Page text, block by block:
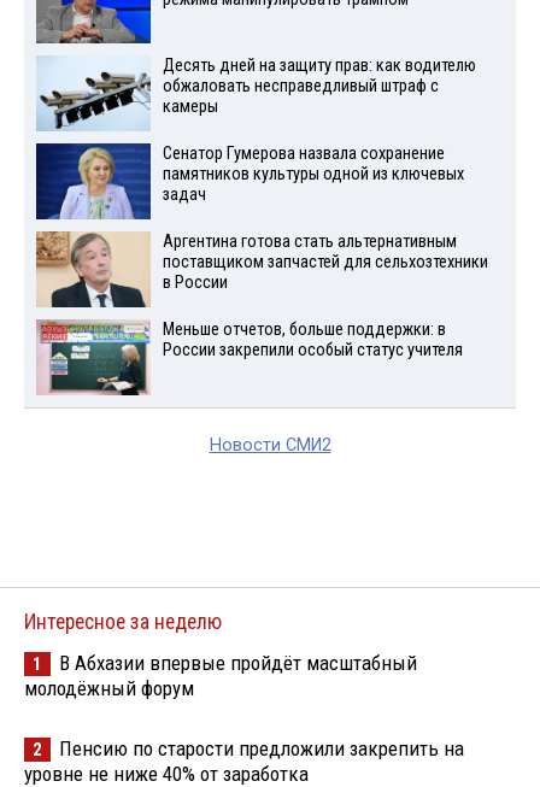
Десять дней на защиту прав: как водителю
обжаловать несправедливый штраф с
камеры
Сенатор Гумерова назвала сохранение
памятников культуры одной из ключевых
задач
Аргентина готова стать альтернативным
поставщиком запчастей для сельхозтехники
в России
Меньше отчетов, больше поддержки: в
России закрепили особый статус учителя
Новости СМИ2
Интересное за неделю
1
В Абхазии впервые пройдёт масштабный
молодёжный форум
2
Пенсию по старости предложили закрепить на
уровне не ниже 40% от заработка